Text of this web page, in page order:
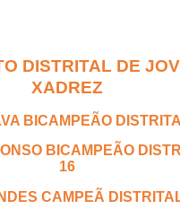
DISTRITAL DE
XADREZ
BICAMPEÃO
BICAMPEÃO
16
CAMPEÃ